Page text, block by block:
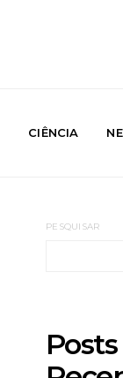
CIÊNCIA
PESQUISAR